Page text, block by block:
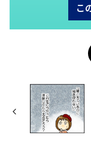
こ